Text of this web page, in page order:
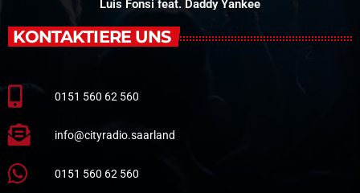
Luis Fonsi feat. Daddy Yankee
KONTAKTIERE UNS
0151 560 62 560
info@cityradio.saarland
0151 560 62 560